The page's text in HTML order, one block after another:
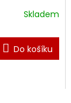
Skladem
Do košíku